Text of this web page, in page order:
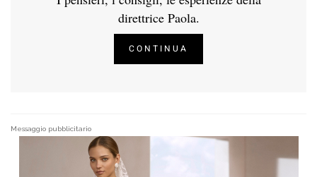
direttrice Paola.
CONTINUA
Messaggio pubblicitario